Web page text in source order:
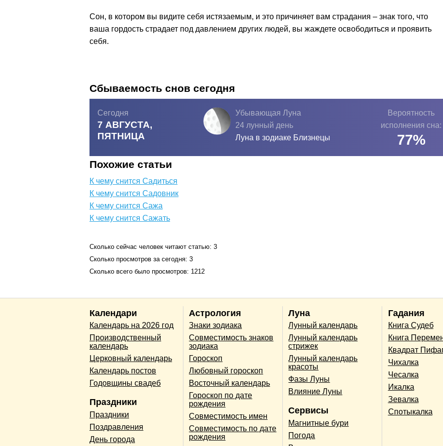
Сон, в котором вы видите себя истязаемым, и это причиняет вам страдания – знак того, что
ваша гордость страдает под давлением других людей, вы жаждете освободиться и проявить
себя.
Сбываемость снов сегодня
Сегодня
7 АВГУСТА,
ПЯТНИЦА
Убывающая Луна
24 лунный день
Луна в зодиаке Близнецы
Вероятность
исполнения сна:
77%
Похожие статьи
К чему снится Садиться
К чему снится Садовник
К чему снится Сажа
К чему снится Сажать
Сколько сейчас человек читают статью: 3
Сколько просмотров за сегодня: 3
Сколько всего было просмотров: 1212
Календари
Календарь на 2026 год
Производственный
календарь
Церковный календарь
Календарь постов
Годовщины свадеб
Праздники
Праздники
Поздравления
День города
Астрология
Знаки зодиака
Совместимость знаков
зодиака
Гороскоп
Любовный гороскоп
Восточный календарь
Гороскоп по дате
рождения
Совместимость имен
Совместимость по дате
рождения
Луна
Лунный календарь
Лунный календарь
стрижек
Лунный календарь
красоты
Фазы Луны
Влияние Луны
Сервисы
Магнитные бури
Погода
Гадания
Книга Судеб
Книга
Квадрат
Чихалка
Чесалка
Икалка
Зевалка
Спотыкалка